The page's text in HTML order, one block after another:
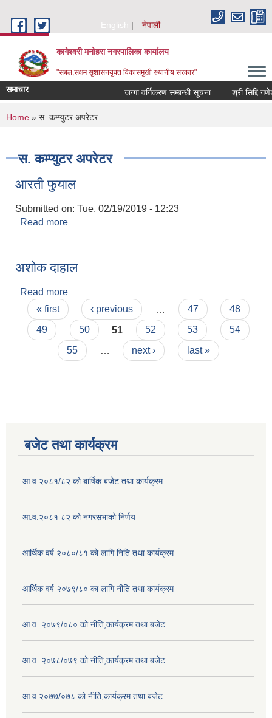
English
नेपाली
कागेश्वरी मनोहरा नगरपालिका कार्यालय
"सबल,सक्षम सुशासनयुक्त विकासमुखी स्थानीय सरकार"
समाचार जग्गा वर्गिकरण सम्बन्धी सूचना श्री सिद्दि गणेश
You are here
Home » स. कम्प्युटर अपरेटर
स. कम्प्युटर अपरेटर
आरती फुयाल
Submitted on: Tue, 02/19/2019 - 12:23
Read more
अशोक दाहाल
Read more
Pages
« first ‹ previous 47
48
49
50 51 52 53
54
55
next › last »
बजेट तथा कार्यक्रम
आ.व.२०८१/८२ को बार्षिक बजेट तथा कार्यक्रम
आ.व.२०८१ ८२ को नगरसभाको निर्णय
आर्थिक वर्ष २०८०/८१ को लागि निति तथा कार्यक्रम
आर्थिक वर्ष २०७९/८० का लागि नीति तथा कार्यक्रम
आ.व. २०७९/०८० को नीति,कार्यक्रम तथा बजेट
आ.व. २०७८/०७९ को नीति,कार्यक्रम तथा बजेट
आ.व.२०७७/०७८ को नीति,कार्यक्रम तथा बजेट